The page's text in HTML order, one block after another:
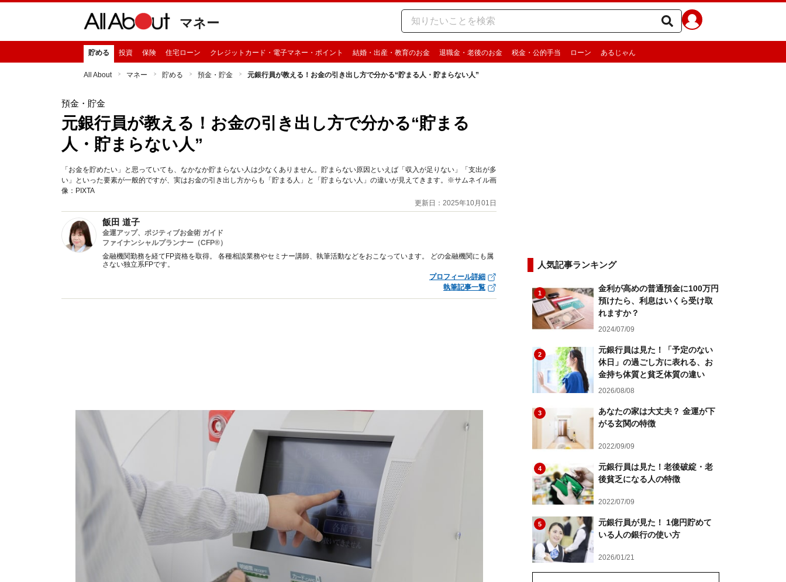
マネー
貯める 投資 保険 住宅ローン クレジットカード・電子マネー・ポイント 結婚・出産・教育のお金 退職金・老後のお金 税金・公的手当 ローン あるじゃん
All About マネー 貯める 預金・貯金 元銀行員が教える！お金の引き出し方で分かる“貯まる人・貯まらない人”
預金・貯金
元銀行員が教える！お金の引き出し方で分かる“貯まる
人・貯まらない人”
「お金を貯めたい」と思っていても、なかなか貯まらない人は少なくありません。貯まらない原因といえば「収入が足りない」「支出が多
い」といった要素が一般的ですが、実はお金の引き出し方からも「貯まる人」と「貯まらない人」の違いが見えてきます。※サムネイル画
像：PIXTA
更新日：2025年10月01日
飯田 道子
金運アップ、ポジティブお金術 ガイド
ファイナンシャルプランナー（CFP®）
金融機関勤務を経てFP資格を取得。 各種相談業務やセミナー講師、執筆活動などをおこなっています。 どの金融機関にも属
さない独立系FPです。
プロフィール詳細
執筆記事一覧
人気記事ランキング
1
金利が高めの普通預金に100万円
預けたら、利息はいくら受け取
れますか？
2024/07/09
2
元銀行員は見た！「予定のない
休日」の過ごし方に表れる、お
金持ち体質と貧乏体質の違い
2026/08/08
3
あなたの家は大丈夫？ 金運が下
がる玄関の特徴
2022/09/09
4
元銀行員は見た！老後破綻・老
後貧乏になる人の特徴
2022/07/09
5
元銀行員が見た！ 1億円貯めて
いる人の銀行の使い方
2026/01/21